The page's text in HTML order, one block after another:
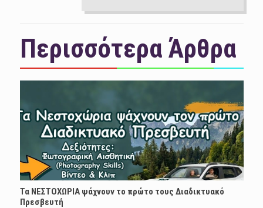
Περισσότερα Άρθρα
Τα ΝΕΣΤΟΧΩΡΙΑ ψάχνουν το πρώτο τους Διαδικτυακό
Πρεσβευτή